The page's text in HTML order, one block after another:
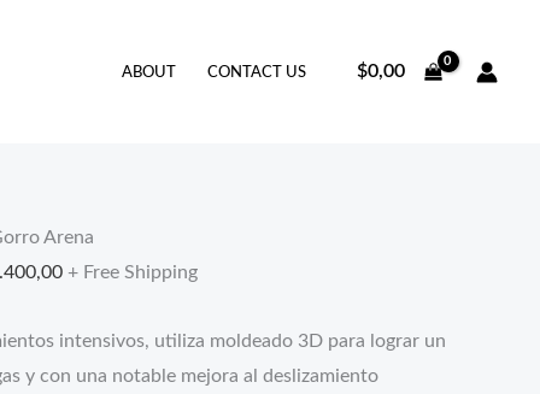
ABOUT CONTACT US $0,00
Arena
+ Free Shipping
intensivos, utiliza moldeado 3D para lograr un
y con una notable mejora al deslizamiento